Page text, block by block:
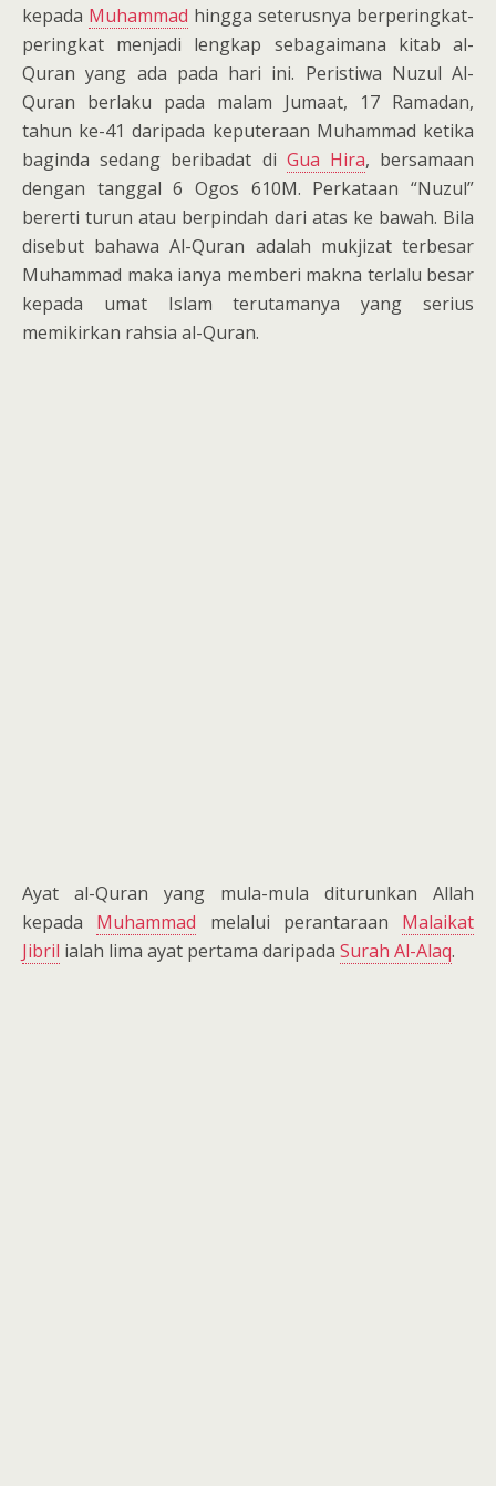
kepada Muhammad hingga seterusnya berperingkat-
peringkat menjadi lengkap sebagaimana kitab al-
Quran yang ada pada hari ini. Peristiwa Nuzul Al-
Quran berlaku pada malam Jumaat, 17 Ramadan,
tahun ke-41 daripada keputeraan Muhammad ketika
baginda sedang beribadat di Gua Hira, bersamaan
dengan tanggal 6 Ogos 610M. Perkataan “Nuzul”
bererti turun atau berpindah dari atas ke bawah. Bila
disebut bahawa Al-Quran adalah mukjizat terbesar
Muhammad maka ianya memberi makna terlalu besar
kepada umat Islam terutamanya yang serius
memikirkan rahsia al-Quran.
Ayat al-Quran yang mula-mula diturunkan Allah
kepada Muhammad melalui perantaraan Malaikat
Jibril ialah lima ayat pertama daripada Surah Al-Alaq.